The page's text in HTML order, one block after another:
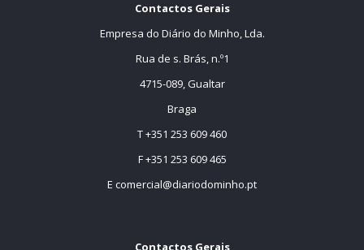
Contactos Gerais
Empresa do Diário do Minho, Lda.
Rua de s. Brás, n.º1
4715-089, Gualtar
Braga
T +351 253 609 460
F +351 253 609 465
E comercial@diariodominho.pt
Contactos Gerais